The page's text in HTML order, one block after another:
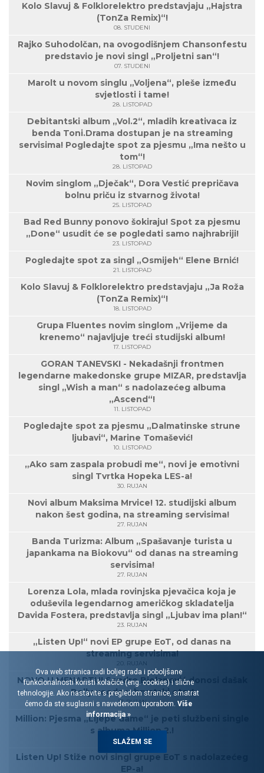
Kolo Slavuj & Folklorelektro predstavjaju „Hajstra
(TonZa Remix)“!
08. STUDENI
Rajko Suhodolčan, na ovogodišnjem Chansonfestu
predstavio je novi singl „Proljetni san“!
07. STUDENI
Marolt u novom singlu „Voljena“, pleše između
svjetlosti i tame!
28. LISTOPAD
Debitantski album „Vol.2“, mladih kreativaca iz
benda Toni.Drama dostupan je na streaming
servisima! Pogledajte spot za pjesmu „Ima nešto u
tom“!
28. LISTOPAD
Novim singlom „Dječak“, Dora Vestić prepričava
bolnu priču iz stvarnog života!
25. LISTOPAD
Bad Red Bunny ponovo šokiraju! Spot za pjesmu
„Done“ usudit će se pogledati samo najhrabriji!
23. LISTOPAD
Pogledajte spot za singl „Osmijeh“ Elene Brnić!
21. LISTOPAD
Kolo Slavuj & Folklorelektro predstavjaju „Ja Roža
(TonZa Remix)“!
18. LISTOPAD
Grupa Fluentes novim singlom „Vrijeme da
krenemo“ najavljuje treći studijski album!
17. LISTOPAD
GORAN TANEVSKI - Nekadašnji frontmen
legendarne makedonske grupe MIZAR, predstavlja
singl „Wish a man“ s nadolazećeg albuma
„Ascend“!
11. LISTOPAD
Pogledajte spot za pjesmu „Dalmatinske strune
ljubavi“, Marine Tomašević!
10. LISTOPAD
„Ako sam zaspala probudi me“, novi je emotivni
singl Tvrtka Hopeka LES-a!
30. RUJAN
Novi album Maksima Mrvice! 12. studijski album
nakon šest godina, na streaming servisima!
27. RUJAN
Banda Turizma: Album „Spašavanje turista u
japankama na Biokovu“ od danas na streaming
servisima!
27. RUJAN
Lorenza Lola, mlada rovinjska pjevačica koja je
oduševila legendarnog američkog skladatelja
Davida Fostera, predstavlja singl „Ljubav ima plan!“
23. RUJAN
„Listen Up!“ novi EP grupe EoT, od danas na
streaming servisima!
20. RUJAN
NOVO U MENARTU! Sandro Bjelanović donosi dašak
Bollywooda u hrvatski eter!
17. RUJAN
Million: Pjesma „Lijepe dame“ je peti službeni single
s albuma Million 2.!
16. RUJAN
Listen Up! Stiže novi singl grupe EoT s nadolazećeg
EP-a!
Ova web stranica radi boljeg rada i poboljšane
funkcionalnosti koristi kolačiće (eng. cookies) i slične
tehnologije. Ako nastavite s pregledom stranice, smatrat
ćemo da ste suglasni s navedenom uporabom. Više
informacija »
SLAŽEM SE